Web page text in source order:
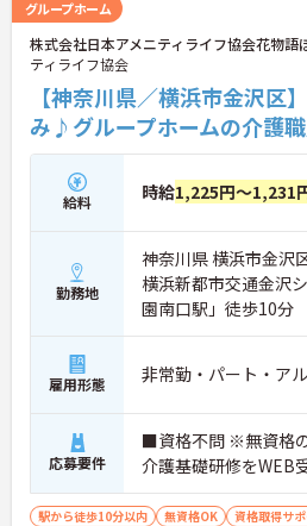
グループホーム
株式会社日本アメニティライフ協会花物語
ティライフ協会
【神奈川県／横浜市金沢
み♪グループホームの介護
給料 時給1,225円～1,231
勤務地
神奈川県 横浜市金沢
横浜新都市交通金沢
園南口駅」徒歩10分
雇用形態 非常勤・パート・ア
応募要件
■資格不問 ※無資格
介護基礎研修をWEB
駅から徒歩10分以内 無資格OK 資格取得サ